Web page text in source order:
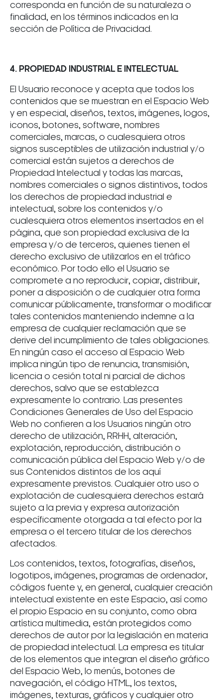
corresponda en función de su naturaleza o
finalidad, en los términos indicados en la
sección de Política de Privacidad.
4. PROPIEDAD INDUSTRIAL E INTELECTUAL
El Usuario reconoce y acepta que todos los
contenidos que se muestran en el Espacio Web
y en especial, diseños, textos, imágenes, logos,
iconos, botones, software, nombres
comerciales, marcas, o cualesquiera otros
signos susceptibles de utilización industrial y/o
comercial están sujetos a derechos de
Propiedad Intelectual y todas las marcas,
nombres comerciales o signos distintivos, todos
los derechos de propiedad industrial e
intelectual, sobre los contenidos y/o
cualesquiera otros elementos insertados en el
página, que son propiedad exclusiva de la
empresa y/o de terceros, quienes tienen el
derecho exclusivo de utilizarlos en el tráfico
económico. Por todo ello el Usuario se
compromete a no reproducir, copiar, distribuir,
poner a disposición o de cualquier otra forma
comunicar públicamente, transformar o modificar
tales contenidos manteniendo indemne a la
empresa de cualquier reclamación que se
derive del incumplimiento de tales obligaciones.
En ningún caso el acceso al Espacio Web
implica ningún tipo de renuncia, transmisión,
licencia o cesión total ni parcial de dichos
derechos, salvo que se establezca
expresamente lo contrario. Las presentes
Condiciones Generales de Uso del Espacio
Web no confieren a los Usuarios ningún otro
derecho de utilización, RRHH, alteración,
explotación, reproducción, distribución o
comunicación pública del Espacio Web y/o de
sus Contenidos distintos de los aquí
expresamente previstos. Cualquier otro uso o
explotación de cualesquiera derechos estará
sujeto a la previa y expresa autorización
específicamente otorgada a tal efecto por la
empresa o el tercero titular de los derechos
afectados.
Los contenidos, textos, fotografías, diseños,
logotipos, imágenes, programas de ordenador,
códigos fuente y, en general, cualquier creación
intelectual existente en este Espacio, así como
el propio Espacio en su conjunto, como obra
artística multimedia, están protegidos como
derechos de autor por la legislación en materia
de propiedad intelectual. La empresa es titular
de los elementos que integran el diseño gráfico
del Espacio Web, lo menús, botones de
navegación, el código HTML, los textos,
imágenes, texturas, gráficos y cualquier otro